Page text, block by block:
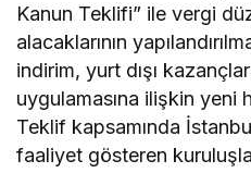
Kanun Teklifi” ile vergi
alacaklarının
indirim, yurt dışı
uygulamasına ilişkin yeni
Teklif kapsamında
faaliyet gösteren